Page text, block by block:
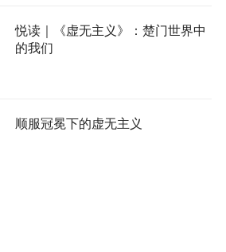
悦读｜《虚无主义》：楚门世界中
的我们
顺服冠冕下的虚无主义